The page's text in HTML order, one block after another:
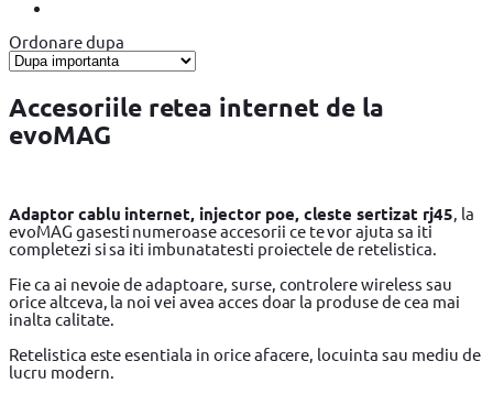
Ordonare dupa
Accesoriile retea internet de la
evoMAG
Adaptor cablu internet, injector poe, cleste sertizat rj45 , la
evoMAG gasesti numeroase accesorii ce te vor ajuta sa iti
completezi si sa iti imbunatatesti proiectele de retelistica.
Fie ca ai nevoie de adaptoare, surse, controlere wireless sau
orice altceva, la noi vei avea acces doar la produse de cea mai
inalta calitate.
Retelistica este esentiala in orice afacere, locuinta sau mediu de
lucru modern.